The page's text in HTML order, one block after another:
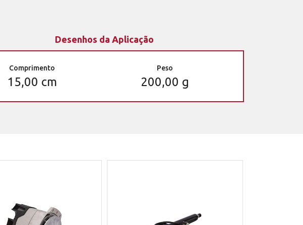
Desenhos da Aplicação
Comprimento
15,00 cm
Peso
200,00 g